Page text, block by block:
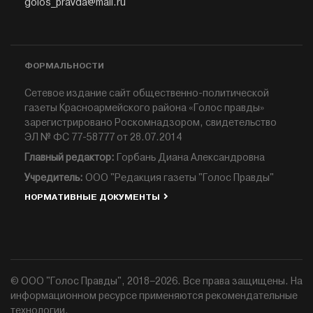
golos_pravda@mail.ru
ФОРМАЛЬНОСТИ
Сетевое издание сайт общественно-политической
газеты Красноармейского района «Голос правды»
зарегистрировано Роскомнадзором, свидетельство
ЭЛ № ФС 77-58777 от 28.07.2014
Главный редактор: Горбань Диана Александровна
Учредитель: ООО "Редакция газеты "Голос Правды"
НОРМАТИВНЫЕ ДОКУМЕНТЫ
© ООО "Голос Правды", 2018–2026. Все права защищены. На
информационном ресурсе применяются рекомендательные
технологии.